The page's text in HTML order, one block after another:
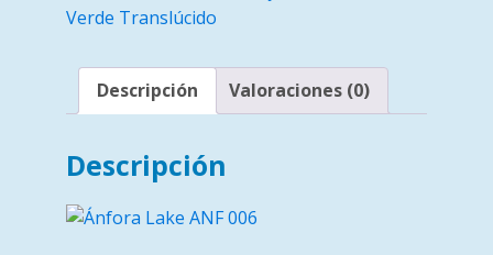
Verde Translúcido
Descripción Valoraciones (0)
Descripción